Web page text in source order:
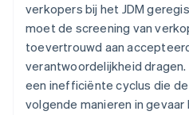
verkopers bij het JDM
moet de screening van
toevertrouwd aan
verantwoordelijkheid
een inefficiënte cyclus die
volgende manieren in gevaar